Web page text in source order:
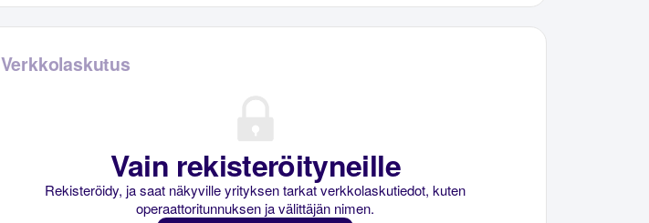
Verkkolaskutus
Vain rekisteröityneille
Rekisteröidy, ja saat näkyville yrityksen tarkat verkkolaskutiedot, kuten
operaattoritunnuksen ja välittäjän nimen.